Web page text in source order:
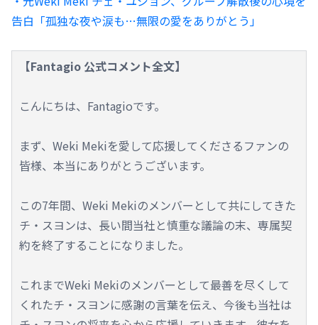
告白「孤独な夜や涙も…無限の愛をありがとう」
【Fantagio 公式コメント全文】
こんにちは、Fantagioです。
まず、Weki Mekiを愛して応援してくださるファンの
皆様、本当にありがとうございます。
この7年間、Weki Mekiのメンバーとして共にしてきた
チ・スヨンは、長い間当社と慎重な議論の末、専属契
約を終了することになりました。
これまでWeki Mekiのメンバーとして最善を尽くして
くれたチ・スヨンに感謝の言葉を伝え、今後も当社は